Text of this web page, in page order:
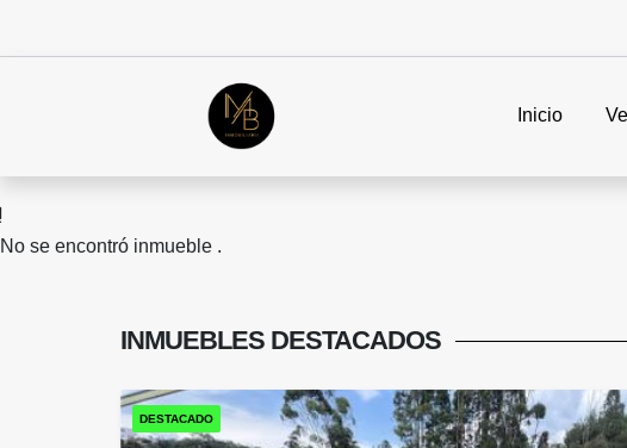
Inicio
No se encontró inmueble .
INMUEBLES DESTACADOS
DESTACADO